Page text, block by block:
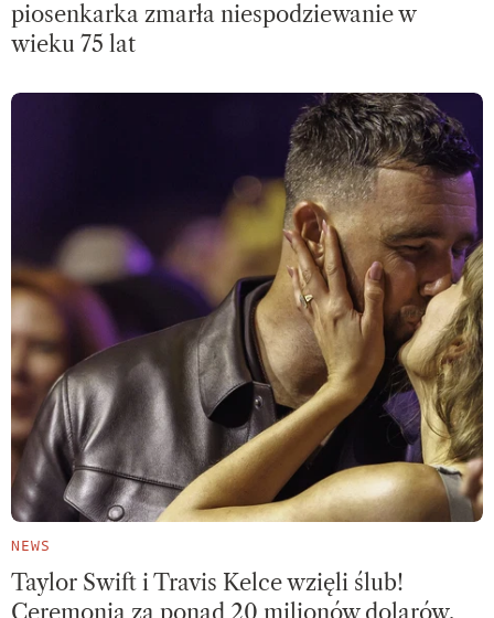
piosenkarka zmarła niespodziewanie w
wieku 75 lat
NEWS
Taylor Swift i Travis Kelce wzięli ślub!
Ceremonia za ponad 20 milionów dolarów,